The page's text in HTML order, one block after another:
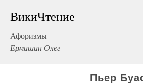
ВикиЧтение
Афоризмы
Ермишин Олег
Пьер